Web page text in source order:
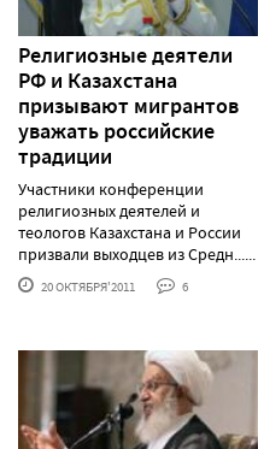
Религиозные деятели
РФ и Казахстана
призывают мигрантов
уважать российские
традиции
Участники конференции
религиозных деятелей и
теологов Казахстана и России
призвали выходцев из Средн......
20 ОКТЯБРЯ'2011 6